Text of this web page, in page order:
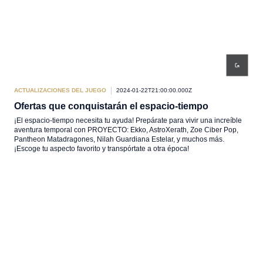
ACTUALIZACIONES DEL JUEGO 2024-01-22T21:00:00.000Z
Ofertas que conquistarán el espacio-tiempo
¡El espacio-tiempo necesita tu ayuda! Prepárate para vivir una increíble
aventura temporal con PROYECTO: Ekko, AstroXerath, Zoe Ciber Pop,
Pantheon Matadragones, Nilah Guardiana Estelar, y muchos más.
¡Escoge tu aspecto favorito y transpórtate a otra época!